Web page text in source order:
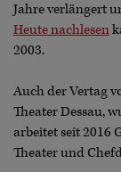
Jahre verlängert
Heute nachlesen
2003.
Auch der Vertag
Theater Dessau,
arbeitet seit 2016
Theater und